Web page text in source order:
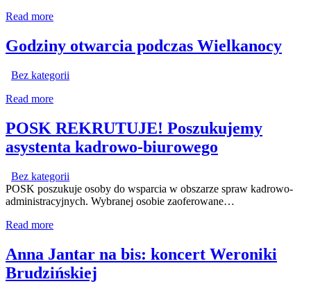
Read more
Godziny otwarcia podczas Wielkanocy
Bez kategorii
Read more
POSK REKRUTUJE! Poszukujemy
asystenta kadrowo-biurowego
Bez kategorii
POSK poszukuje osoby do wsparcia w obszarze spraw kadrowo-
administracyjnych. Wybranej osobie zaoferowane…
Read more
Anna Jantar na bis: koncert Weroniki
Brudzińskiej